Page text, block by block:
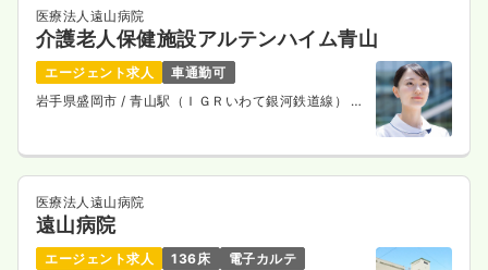
医療法人遠山病院
介護老人保健施設アルテンハイム青山
エージェント求人
車通勤可
岩手県盛岡市 / 青山駅（ＩＧＲいわて銀河鉄道線） 徒
医療法人遠山病院
遠山病院
エージェント求人 136床
電子カルテ